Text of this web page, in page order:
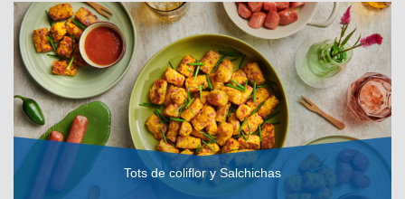
Tots de coliflor y Salchichas